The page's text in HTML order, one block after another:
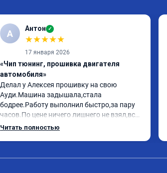
А Антон ✓
★★★★★
17 января 2026
«Чип тюнинг, прошивка двигателя
автомобиля»
Делал у Алексея прошивку на свою
Ауди.Машина задышала,стала
бодрее.Работу выполнил быстро,за пару
часов.По цене ничего лишнего не взял,всё
как договаривались заранее.После
Читать полностью